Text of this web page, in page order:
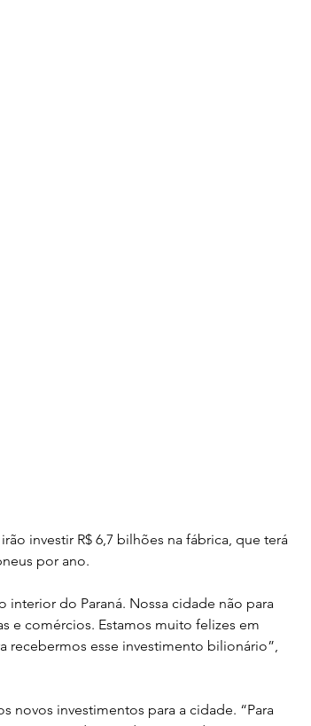
investir R$ 6,7 bilhões na fábrica, que terá
por ano.
interior do Paraná. Nossa cidade não para
e comércios. Estamos muito felizes em
recebermos esse investimento bilionário”,
novos investimentos para a cidade. “Para